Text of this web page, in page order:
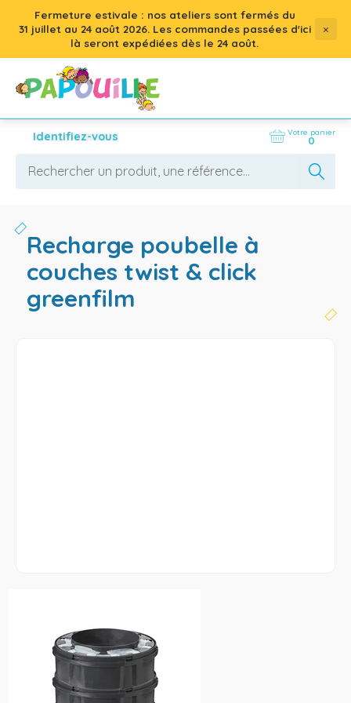
Fermeture estivale : nos ateliers sont fermés du
31 juillet au 24 août 2026. Les commandes passées d'ici
là seront expédiées dès le 24 août.
×
Identifiez-vous Votre panier
0
recharge poubelle à
couches twist & click
greenfilm